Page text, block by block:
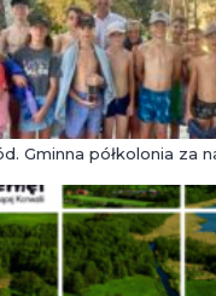
Gminna półkolonia za